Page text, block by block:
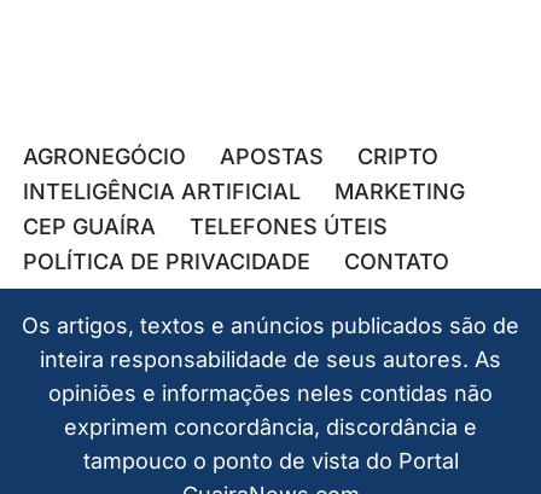
AGRONEGÓCIO APOSTAS
CRIPTO
INTELIGÊNCIA ARTIFICIAL
MARKETING
CEP GUAÍRA
TELEFONES ÚTEIS
POLÍTICA DE PRIVACIDADE
CONTATO
Os artigos, textos e anúncios publicados são de
inteira responsabilidade de seus autores. As
opiniões e informações neles contidas não
exprimem concordância, discordância e
tampouco o ponto de vista do Portal